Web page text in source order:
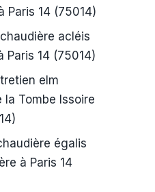
Paris 14 (75014)
acléis
Paris 14 (75014)
elm
la Tombe Issoire
égalis
à Paris 14